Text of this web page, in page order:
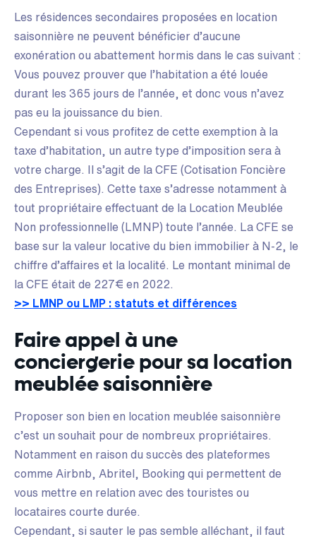
Les résidences secondaires proposées en location
saisonnière ne peuvent bénéficier d’aucune
exonération ou abattement hormis dans le cas suivant :
Vous pouvez prouver que l’habitation a été louée
durant les 365 jours de l’année, et donc vous n’avez
pas eu la jouissance du bien.
Cependant si vous profitez de cette exemption à la
taxe d’habitation, un autre type d’imposition sera à
votre charge. Il s’agit de la CFE (Cotisation Foncière
des Entreprises). Cette taxe s’adresse notamment à
tout propriétaire effectuant de la Location Meublée
Non professionnelle (LMNP) toute l’année. La CFE se
base sur la valeur locative du bien immobilier à N-2, le
chiffre d’affaires et la localité. Le montant minimal de
la CFE était de 227€ en 2022.
>> LMNP ou LMP : statuts et différences
Faire appel à une
conciergerie pour sa location
meublée saisonnière
Proposer son bien en location meublée saisonnière
c’est un souhait pour de nombreux propriétaires.
Notamment en raison du succès des plateformes
comme Airbnb, Abritel, Booking qui permettent de
vous mettre en relation avec des touristes ou
locataires courte durée.
Cependant, si sauter le pas semble alléchant, il faut